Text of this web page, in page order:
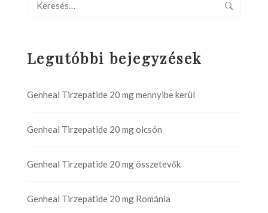
Legutóbbi bejegyzések
Genheal Tirzepatide 20 mg mennyibe kerül
Genheal Tirzepatide 20 mg olcsón
Genheal Tirzepatide 20 mg összetevők
Genheal Tirzepatide 20 mg Románia